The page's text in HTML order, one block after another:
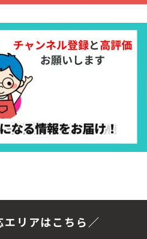
リアはこちら／